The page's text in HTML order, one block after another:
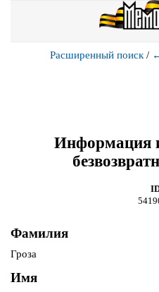
Расширенный поиск /
Информация
Фамилия
Гроза
Имя